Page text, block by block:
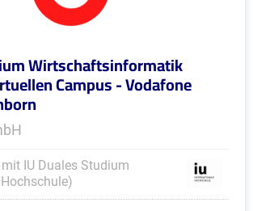
Wirtschaftsinformatik
Campus - Vodafone
IU Duales Studium